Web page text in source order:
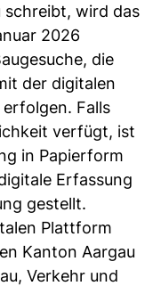
schreibt, wird das
2026
die
der digitalen
Falls
verfügt, ist
in Papierform
Erfassung
gestellt.
Plattform
Kanton Aargau
Verkehr und